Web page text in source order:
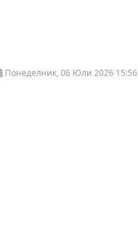
Понеделник, 06 Юли 2026 15:56